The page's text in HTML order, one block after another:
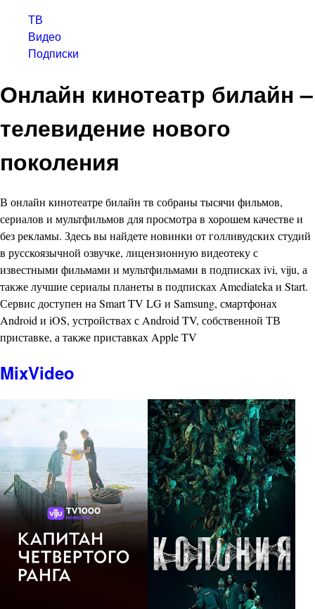
ТВ
Видео
Подписки
Онлайн кинотеатр билайн –
телевидение нового
поколения
В онлайн кинотеатре билайн тв собраны тысячи фильмов,
сериалов и мультфильмов для просмотра в хорошем качестве и
без рекламы. Здесь вы найдете новинки от голливудских студий
в русскоязычной озвучке, лицензионную видеотеку с
известными фильмами и мультфильмами в подписках ivi, viju, а
также лучшие сериалы планеты в подписках Amediateka и Start.
Сервис доступен на Smart TV LG и Samsung, смартфонах
Android и iOS, устройствах с Android TV, собственной ТВ
приставке, а также приставках Apple TV
MixVideo